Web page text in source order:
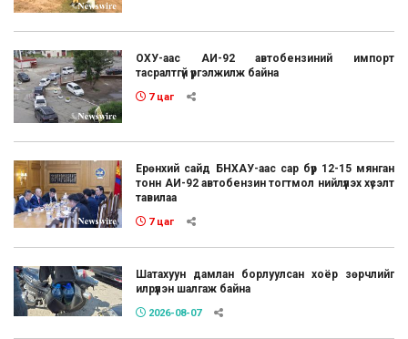
ОХУ-аас АИ-92 автобензиний импорт
тасралтгүй үргэлжилж байна
7 цаг
Ерөнхий сайд БНХАУ-аас сар бүр 12-15 мянган
тонн АИ-92 автобензин тогтмол нийлүүлэх хүсэлт
тавилаа
7 цаг
Шатахуун дамлан борлуулсан хоёр зөрчлийг
илрүүлэн шалгаж байна
2026-08-07